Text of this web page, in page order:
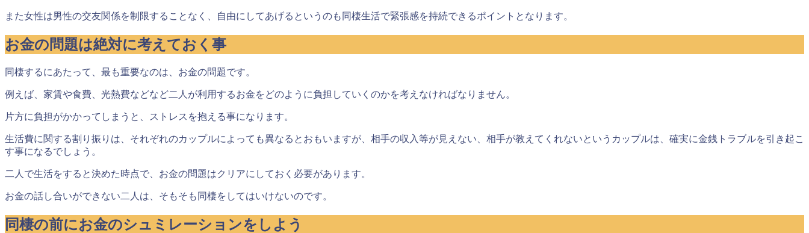
また女性は男性の交友関係を制限することなく、自由にしてあげるというのも同棲生活で緊張感を持続できるポイントとなります。
お金の問題は絶対に考えておく事
同棲するにあたって、 最も重要なのは、お金の問題です。
例えば、家賃や食費、光熱費などなど二人が利用するお金をどのように負担していくのかを考えなければなりません。
片方に負担がかかってしまうと、ストレスを抱える事になります。
生活費に関する割り振りは、それぞれのカップルによっても異なるとおもいますが、相手の収入等が見えない、相手が教えてくれないというカップルは、確実に金銭トラブルを引き起こ
す事になるでしょう。
二人で生活をすると決めた時点で、 お金の問題はクリアにしておく必要があります。
お金の話し合いができない二人は、そもそも同棲をしてはいけないのです。
同棲の前にお金のシュミレーションをしよう